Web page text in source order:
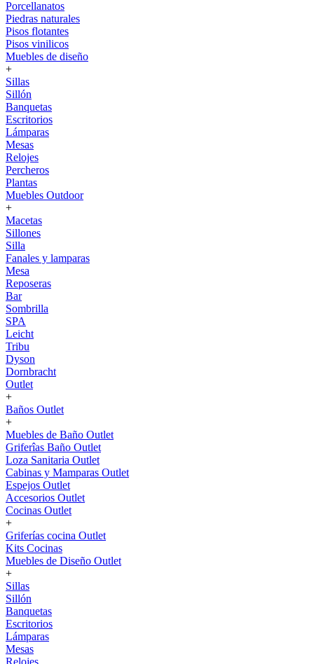
Porcellanatos
Piedras naturales
Pisos flotantes
Pisos vinilicos
Muebles de diseño
+
Sillas
Sillón
Banquetas
Escritorios
Lámparas
Mesas
Relojes
Percheros
Plantas
Muebles Outdoor
+
Macetas
Sillones
Silla
Fanales y lamparas
Mesa
Reposeras
Bar
Sombrilla
SPA
Leicht
Tribu
Dyson
Dornbracht
Outlet
+
Baños Outlet
+
Muebles de Baño Outlet
Griferîas Baño Outlet
Loza Sanitaria Outlet
Cabinas y Mamparas Outlet
Espejos Outlet
Accesorios Outlet
Cocinas Outlet
+
Griferías cocina Outlet
Kits Cocinas
Muebles de Diseño Outlet
+
Sillas
Sillón
Banquetas
Escritorios
Lámparas
Mesas
Relojes